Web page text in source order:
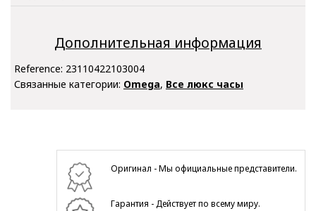
Дополнительная информация
Reference: 23110422103004
Связанные категории: Omega, Все люкс часы
Оригинал - Мы официальные представители.
Гарантия - Действует по всему миру.